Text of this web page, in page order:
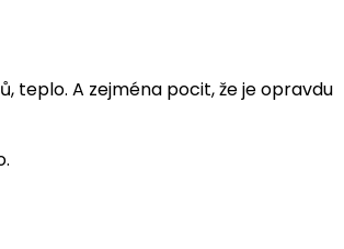
teplo. A zejména pocit, že je opravdu